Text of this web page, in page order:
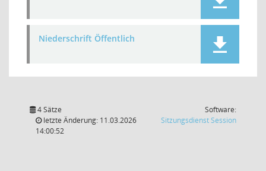
Niederschrift Öffentlich
4 Sätze
letzte Änderung: 11.03.2026
14:00:52
Software:
SitzungsdienstSession(Wird in